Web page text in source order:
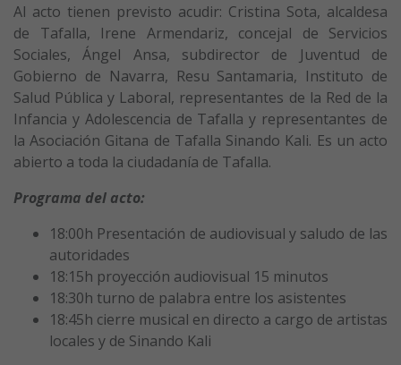
Al acto tienen previsto acudir: Cristina Sota, alcaldesa
de Tafalla, Irene Armendariz, concejal de Servicios
Sociales, Ángel Ansa, subdirector de Juventud de
Gobierno de Navarra, Resu Santamaria, Instituto de
Salud Pública y Laboral, representantes de la Red de la
Infancia y Adolescencia de Tafalla y representantes de
la Asociación Gitana de Tafalla Sinando Kali. Es un acto
abierto a toda la ciudadanía de Tafalla.
Programa del acto:
18:00h Presentación de audiovisual y saludo de las
autoridades
18:15h proyección audiovisual 15 minutos
18:30h turno de palabra entre los asistentes
18:45h cierre musical en directo a cargo de artistas
locales y de Sinando Kali